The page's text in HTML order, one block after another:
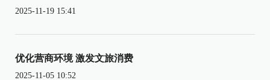
2025-11-19 15:41
优化营商环境 激发文旅消费
2025-11-05 10:52